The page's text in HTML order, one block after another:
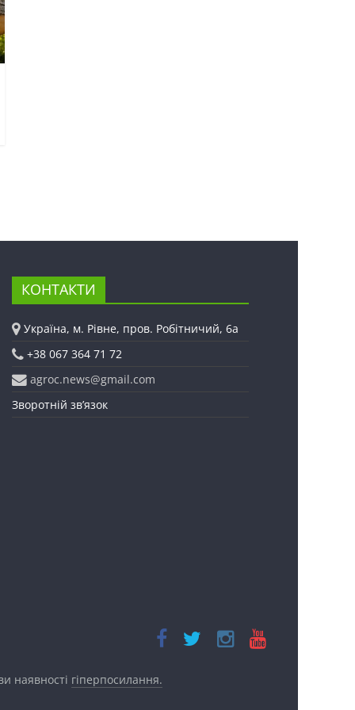
КОНТАКТИ
Україна, м. Рівне, пров. Робітничий, 6а
+38 067 364 71 72
agroc.news@gmail.com
Зворотній зв’язок
наявності гіперпосилання.